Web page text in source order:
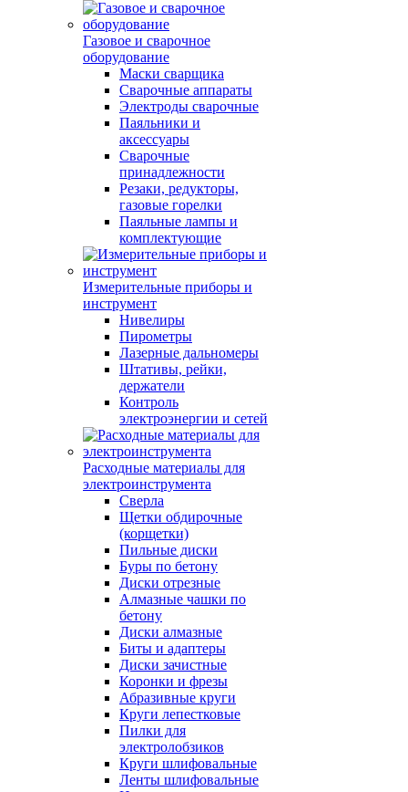
Газовое и сварочное
оборудование
Маски сварщика
Сварочные аппараты
Электроды сварочные
Паяльники и
аксессуары
Сварочные
принадлежности
Резаки, редукторы,
газовые горелки
Паяльные лампы и
комплектующие
Измерительные приборы и
инструмент
Нивелиры
Пирометры
Лазерные дальномеры
Штативы, рейки,
держатели
Контроль
электроэнергии и сетей
Расходные материалы для
электроинструмента
Сверла
Щетки обдирочные
(корщетки)
Пильные диски
Буры по бетону
Диски отрезные
Алмазные чашки по
бетону
Диски алмазные
Биты и адаптеры
Диски зачистные
Коронки и фрезы
Абразивные круги
Круги лепестковые
Пилки для
электролобзиков
Круги шлифовальные
Ленты шлифовальные